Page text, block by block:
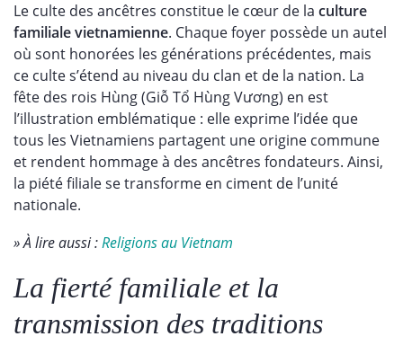
Le culte des ancêtres constitue le cœur de la culture
familiale vietnamienne. Chaque foyer possède un autel
où sont honorées les générations précédentes, mais
ce culte s’étend au niveau du clan et de la nation. La
fête des rois Hùng (Giỗ Tổ Hùng Vương) en est
l’illustration emblématique : elle exprime l’idée que
tous les Vietnamiens partagent une origine commune
et rendent hommage à des ancêtres fondateurs. Ainsi,
la piété filiale se transforme en ciment de l’unité
nationale.
» À lire aussi :Religions au Vietnam
La fierté familiale et la
transmission des traditions